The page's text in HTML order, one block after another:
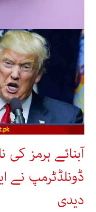
آبنائے ہرمز
ڈونلڈٹرمپ نے
دیدی